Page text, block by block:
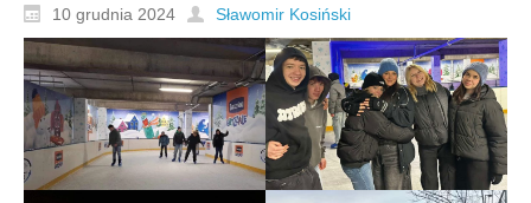
10 grudnia 2024 Sławomir Kosiński